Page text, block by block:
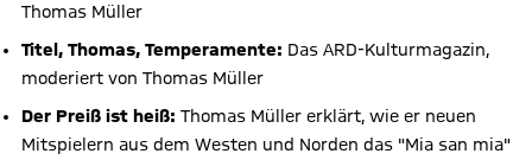
Thomas Müller
Titel, Thomas, Temperamente: Das ARD-Kulturmagazin,
moderiert von Thomas Müller
Der Preiß ist heiß: Thomas Müller erklärt, wie er neuen
Mitspielern aus dem Westen und Norden das "Mia san mia"